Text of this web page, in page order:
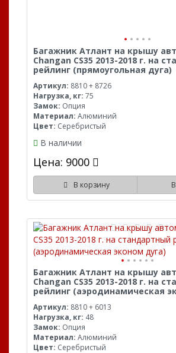
Багажник Атлант на крышу
Changan CS35 2013-2018 г. на
рейлинг (прямоугольная дуга)
Артикул: 8810 + 8726
Нагрузка, кг: 75
Замок: Опция
Материал: Алюминий
Цвет: Серебристый
В наличии
Цена: 9000
В корзину
Багажник Атлант на крышу
Changan CS35 2013-2018 г. на
рейлинг (аэродинамическая
Артикул: 8810 + 6013
Нагрузка, кг: 48
Замок: Опция
Материал: Алюминий
Цвет: Серебристый